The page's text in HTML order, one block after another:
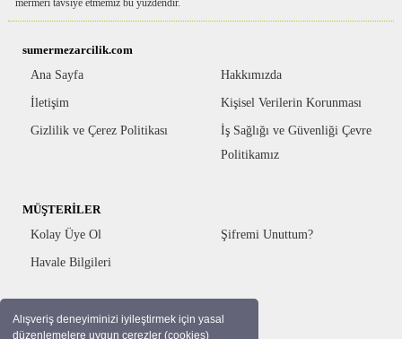
Alışveriş deneyiminizi iyileştirmek için yasal
düzenlemelere uygun çerezler (cookies)
mermeri tavsiye etmemiz bu yüzdendir.
sumermezarcilik.com
Ana Sayfa
Hakkımızda
İletişim Kişisel Verilerin Korunması
Gizlilik ve Çerez Politikası
İş Sağlığı ve Güvenliği Çevre
Politikamız
MÜŞTERİLER
Kolay Üye Ol
Şifremi Unuttum?
Havale Bilgileri
BİZİ TAKİP EDİN